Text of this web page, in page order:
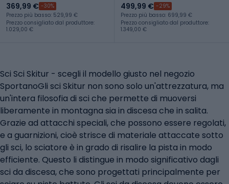
369,99 € -30%
Prezzo più basso: 529,99 €
Prezzo consigliato dal produttore:
1.029,00 €
499,99 € -29%
Prezzo più basso: 699,99 €
Prezzo consigliato dal produttore:
1.349,00 €
Sci Sci Skitur - scegli il modello giusto nel negozio
SportanoGli sci Skitur non sono solo un'attrezzatura, ma
un'intera filosofia di sci che permette di muoversi
liberamente in montagna sia in discesa che in salita.
Grazie ad attacchi speciali, che possono essere regolati,
e a guarnizioni, cioè strisce di materiale attaccate sotto
gli sci, lo sciatore è in grado di risalire la pista in modo
efficiente. Questo li distingue in modo significativo dagli
sci da discesa, che sono progettati principalmente per